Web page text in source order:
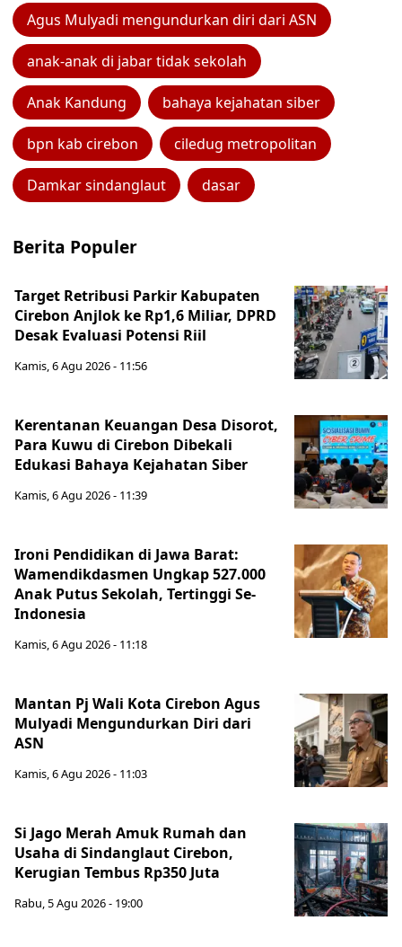
Agus Mulyadi mengundurkan diri dari ASN
anak-anak di jabar tidak sekolah
Anak Kandung bahaya kejahatan siber
bpn kab cirebon ciledug metropolitan
Damkar sindanglaut dasar
Berita Populer
Target Retribusi Parkir Kabupaten
Cirebon Anjlok ke Rp1,6 Miliar, DPRD
Desak Evaluasi Potensi Riil
Kamis, 6 Agu 2026 - 11:56
Kerentanan Keuangan Desa Disorot,
Para Kuwu di Cirebon Dibekali
Edukasi Bahaya Kejahatan Siber
Kamis, 6 Agu 2026 - 11:39
Ironi Pendidikan di Jawa Barat:
Wamendikdasmen Ungkap 527.000
Anak Putus Sekolah, Tertinggi Se-
Indonesia
Kamis, 6 Agu 2026 - 11:18
Mantan Pj Wali Kota Cirebon Agus
Mulyadi Mengundurkan Diri dari
ASN
Kamis, 6 Agu 2026 - 11:03
Si Jago Merah Amuk Rumah dan
Usaha di Sindanglaut Cirebon,
Kerugian Tembus Rp350 Juta
Rabu, 5 Agu 2026 - 19:00